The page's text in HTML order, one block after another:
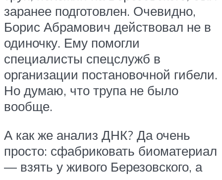
заранее подготовлен. Очевидно,
Борис Абрамович действовал не в
одиночку. Ему помогли
специалисты спецслужб в
организации постановочной гибели.
Но думаю, что трупа не было
вообще.
А как же анализ ДНК? Да очень
просто: сфабриковать биоматериал
— взять у живого Березовского, а